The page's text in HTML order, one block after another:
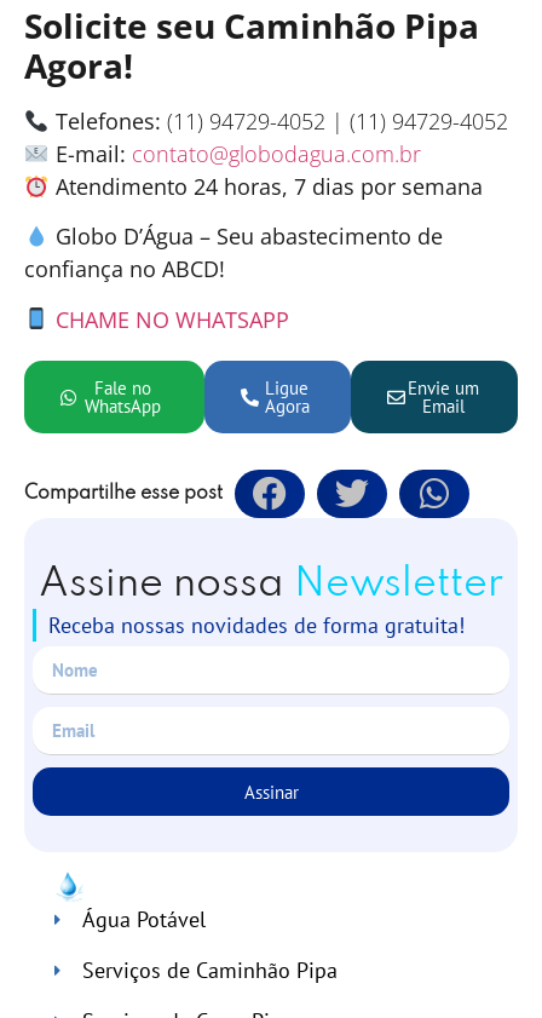
Solicite seu Caminhão Pipa
Agora!
Telefones: (11) 94729-4052 | (11) 94729-4052
E-mail: contato@globodagua.com.br
Atendimento 24 horas, 7 dias por semana
Globo D’Água – Seu abastecimento de
confiança no ABCD!
CHAME NO WHATSAPP
Fale no
WhatsApp
Ligue
Agora
Envie um
Email
Compartilhe esse post
Assine nossa Newsletter
Receba nossas novidades de forma gratuita!
Assinar
Água Potável
Serviços de Caminhão Pipa